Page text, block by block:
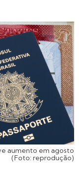
aumento em agosto
(Foto: reprodução)